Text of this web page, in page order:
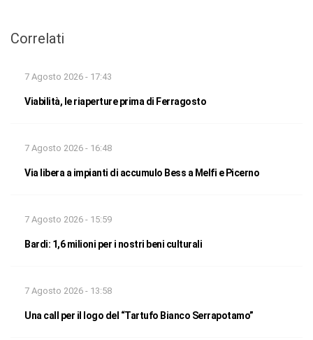
Correlati
7 Agosto 2026 - 17:43
Viabilità, le riaperture prima di Ferragosto
7 Agosto 2026 - 16:48
Via libera a impianti di accumulo Bess a Melfi e Picerno
7 Agosto 2026 - 15:59
Bardi: 1,6 milioni per i nostri beni culturali
7 Agosto 2026 - 13:58
Una call per il logo del “Tartufo Bianco Serrapotamo”